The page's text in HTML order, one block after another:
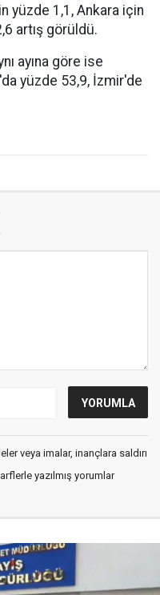
yüzde 1,1, Ankara için
artış görüldü.
ayına göre ise
yüzde 53,9, İzmir'de
veya imalar, inançlara saldırı
yazılmış yorumlar